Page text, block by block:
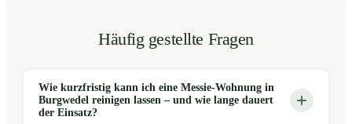
Häufig gestellte Fragen
Wie kurzfristig kann ich eine Messie-Wohnung in
Burgwedel reinigen lassen – und wie lange dauert
der Einsatz?